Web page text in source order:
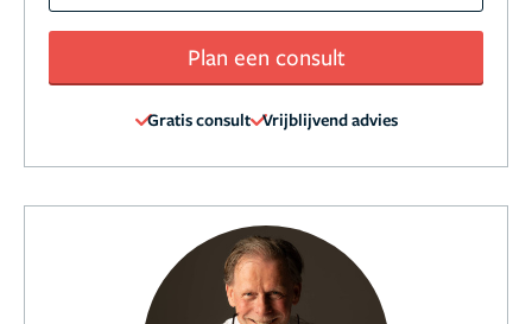
Plan een consult
Gratis consult Vrijblijvend advies